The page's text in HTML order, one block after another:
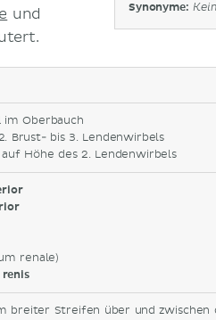
Synonyme:
und
im Oberbauch
Brust- bis 3. Lendenwirbels
Höhe des 2. Lendenwirbels
renale)
breiter Streifen über und zwischen